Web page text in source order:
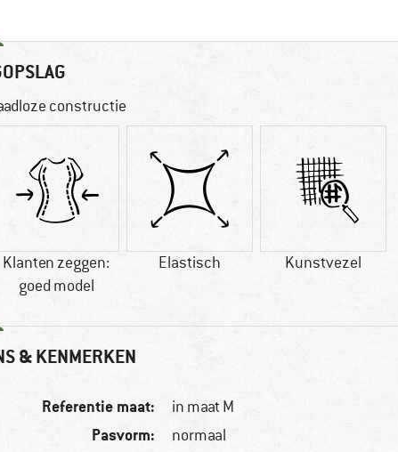
constructie
Klanten zeggen:
goed model
Elastisch Kunstvezel
& KENMERKEN
Referentie maat: in maat M
Pasvorm: normaal